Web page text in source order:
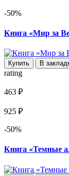
-50%
Книга «Мир за
Купить В
rating
463 ₽
925 ₽
-50%
Книга «Темные